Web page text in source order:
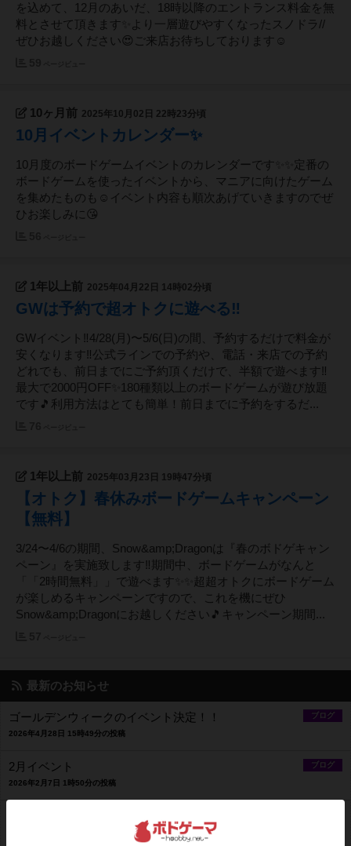
を込めて、12月のあいだ、18時以降のエントランス料金を無
料とさせて頂きます✨️より一層遊びやすくなったスノドラ//
ぜひお越しください😍ご来店お待ちしております☺️
10ヶ月前 2025年10月02日 22時23分頃
10月イベントカレンダー✨️
10月度のボードゲームイベントのカレンダーです✨️✨️定番の
ボードゲームを使ったイベントから、マニアに向けたゲーム
を集めたものも☺️イベント内容も順次あげていきますのでぜ
ひお楽しみに😘
1年以上前 2025年04月22日 14時02分頃
GWは予約で超オトクに遊べる‼️
GWイベント‼️4/28(月)〜5/6(日)の間、予約するだけで料金が
安くなります‼️公式ラインでの予約や、電話・来店での予約
どれでも、前日までにご予約頂くだけで、半額で遊べます‼️
最大で2000円OFF✨180種類以上のボードゲームが遊び放題
です🎵利用方法はとても簡単！前日までに予約をするだ...
1年以上前 2025年03月23日 19時47分頃
【オトク】春休みボードゲームキャンペーン
【無料】
3/24〜4/6の期間、Snow&amp;Dragonは『春のボドゲキャン
ペーン』を実施致します‼️期間中、ボードゲームがなんと
「「2時間無料」」で遊べます✨✨超超オトクにボードゲーム
が楽しめるキャンペーンですので、これを機にぜひ
Snow&amp;Dragonにお越しください🎵キャンペーン期間...
最新のお知らせ
ブログ
ゴールデンウィークのイベント決定！！
2026年4月28日 15時49分の投稿
ブログ
2月イベント
2026年2月7日 1時50分の投稿